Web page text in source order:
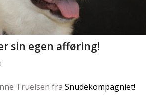
sin egen afføring!
Truelsen fra Snudekompagniet!